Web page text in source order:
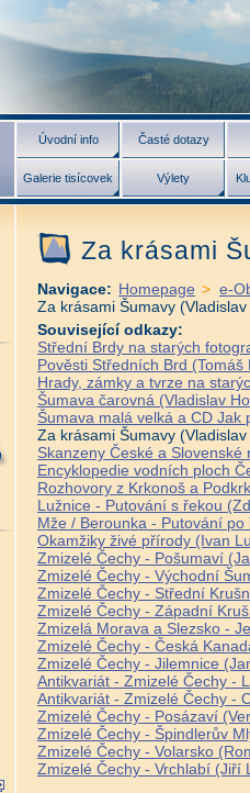
Úvodní info Časté dotazy
Galerie tisícovek Výlety
Za krásami
Navigace: Homepage > e-
Za krásami Šumavy
Související odkazy:
Střední Brdy na starých
Pověsti Středních Brd (Tomáš
Hrady, zámky a tvrze na
Šumava čarovná (Vladislav
Šumava malá velká a CD Jak
Za krásami Šumavy
Skanzeny České a
Encyklopedie vodních ploch
Rozhovory z Krkonoš a
Lužnice - Putování s řekou
Mže / Berounka - Putování
Okamžiky živé přírody (Ivan
Zmizelé Čechy - Pošumaví
Zmizelé Čechy - Východní
Zmizelé Čechy - Střední
Zmizelé Čechy - Západní
Zmizelá Morava a Slezsko -
Zmizelé Čechy - Česká
Zmizelé Čechy - Jilemnice
Antikvariát - Zmizelé Čechy -
Antikvariát - Zmizelé Čechy -
Zmizelé Čechy - Posázaví
Zmizelé Čechy - Špindlerův
Zmizelé Čechy - Volarsko
Zmizelé Čechy - Vrchlabí (Jiří